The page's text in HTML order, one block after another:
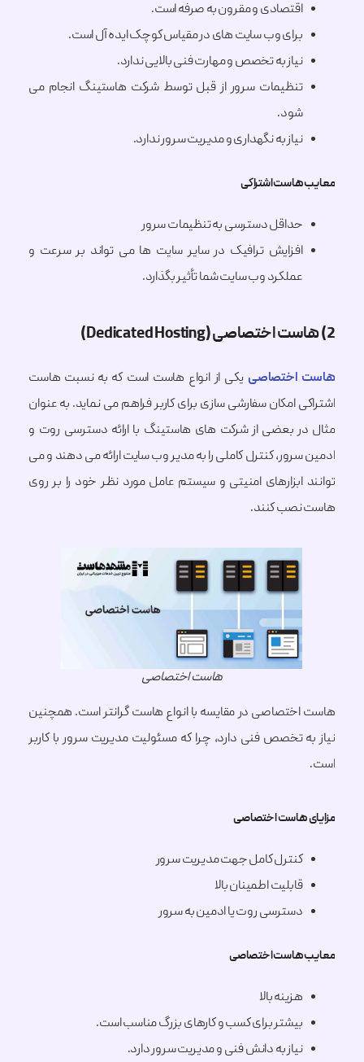
اقتصادی و مقرون به صرفه است.
برای وب سایت های در مقیاس کوچک ایده آل است.
نیاز به تخصص و مهارت فنی بالایی ندارد.
تنظیمات سرور از قبل توسط شرکت هاستینگ انجام می
نیاز به نگهداری و مدیریت سرور ندارد.
اشتراکی
حداقل دسترسی به تنظیمات سرور
افزایش ترافیک در سایر سایت ها می تواند بر سرعت و
عملکرد وب سایت شما تأثیر بگذارد.
اختصاصییکی از انواع هاست است که به نسبت هاست
امکان سفارشی سازی برای کاربر فراهم می نماید. به عنوان
بعضی از شرکت های هاستینگ با ارائه دسترسی روت و
کنترل کاملی را به مدیر وب سایت ارائه می دهند و می
ابزارهای امنیتی و سیستم عامل مورد نظر خود را بر روی
کنند.
هاست اختصاصی
در مقایسه با انواع هاست گرانتر است. همچنین
تخصص فنی دارد، چرا که مسئولیت مدیریت سرور با کاربر
هاست اختصاصی
کنترل کامل جهت مدیریت سرور
قابلیت اطمینان بالا
دسترسی روت یا ادمین به سرور
هاست اختصاصی
بیشتر برای کسب و کارهای بزرگ مناسب است.
نیاز به دانش فنی و مدیریت سرور دارد.